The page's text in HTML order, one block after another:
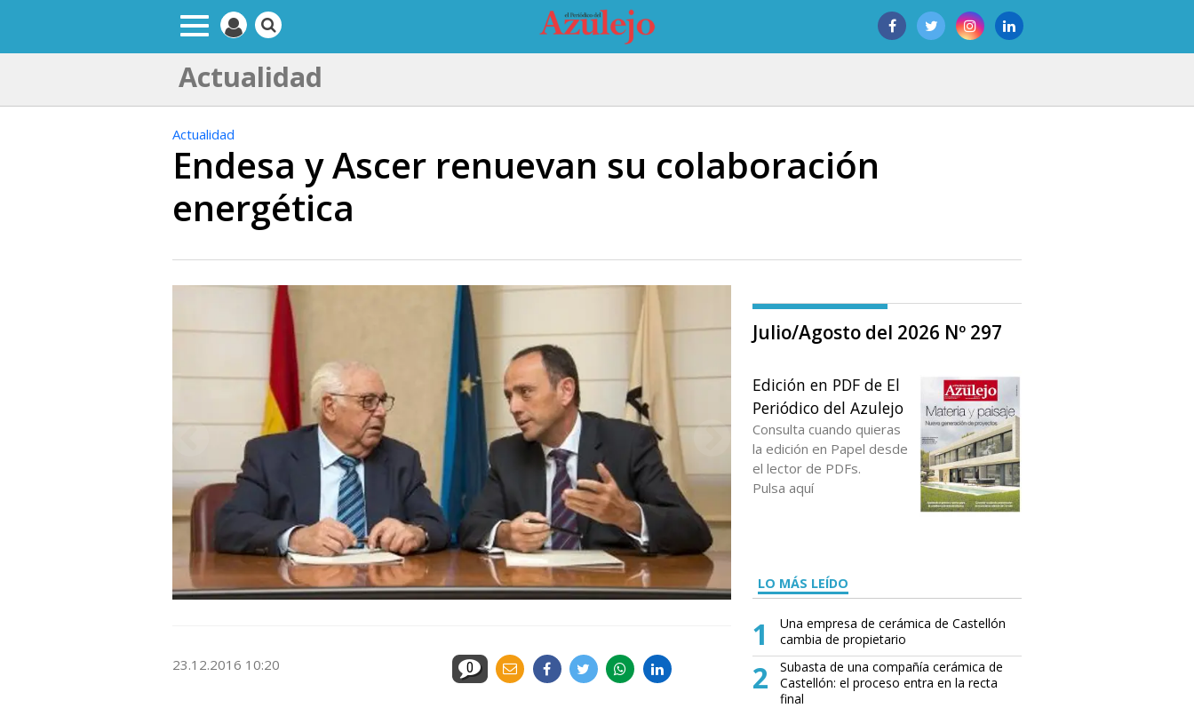
Actualidad
Actualidad
Endesa y Ascer renuevan su colaboración
energética
23.12.2016 10:20 0
Julio/Agosto del 2026 Nº 297
Edición en PDF de El
Periódico del Azulejo
Consulta cuando quieras
la edición en Papel desde
el lector de PDFs.
Pulsa aquí
LO MÁS LEÍDO
1
Una empresa de cerámica de Castellón
cambia de propietario
2
Subasta de una compañía cerámica de
Castellón: el proceso entra en la recta
final